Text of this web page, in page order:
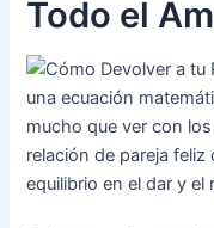
Todo el
una ecuación
mucho que ver con
relación de pareja
equilibrio en el dar y el